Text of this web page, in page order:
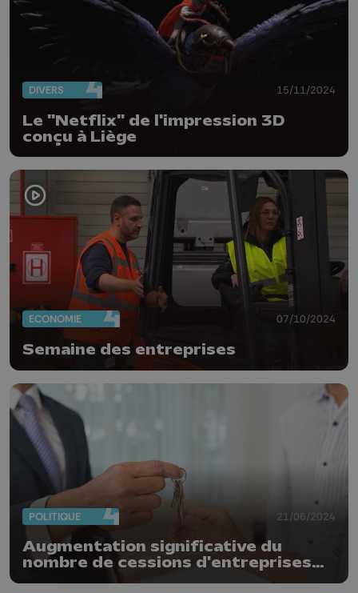
DIVERS 15/11/2024
Le "Netflix" de l'impression 3D
conçu à Liège
ECONOMIE 07/10/2024
Semaine des entreprises
POLITIQUE 21/06/2024
Augmentation significative du
nombre de cessions d'entreprises